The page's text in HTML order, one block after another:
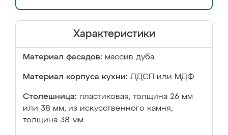
Характеристики
Материал фасадов: массив дуба
Материал корпуса кухни: ЛДСП или МДФ
Столешница: пластиковая, толщина 26 мм
или 38 мм; из искусственного камня,
толщина 38 мм